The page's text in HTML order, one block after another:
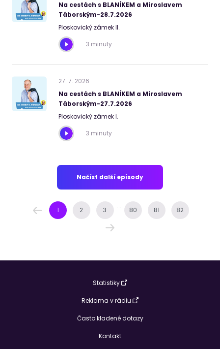
Na cestách s BLANÍKEM a Miroslavem
Táborským-28.7.2026
Ploskovický zámek II.
3 minuty
27. 7. 2026
Na cestách s BLANÍKEM a Miroslavem
Táborským-27.7.2026
Ploskovický zámek I.
3 minuty
Načíst další episody
1 2 3 ... 80 81 82
Statistiky
Reklama v rádiu
Často kladené dotazy
Kontakt